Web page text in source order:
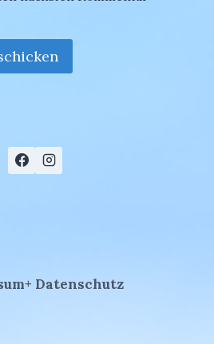
Datenschutz